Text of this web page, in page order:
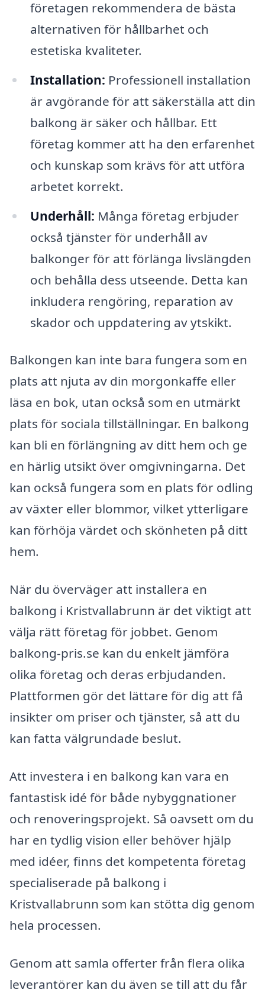
företagen rekommendera de bästa
alternativen för hållbarhet och
estetiska kvaliteter.
Installation: Professionell installation
är avgörande för att säkerställa att din
balkong är säker och hållbar. Ett
företag kommer att ha den erfarenhet
och kunskap som krävs för att utföra
arbetet korrekt.
Underhåll: Många företag erbjuder
också tjänster för underhåll av
balkonger för att förlänga livslängden
och behålla dess utseende. Detta kan
inkludera rengöring, reparation av
skador och uppdatering av ytskikt.
Balkongen kan inte bara fungera som en
plats att njuta av din morgonkaffe eller
läsa en bok, utan också som en utmärkt
plats för sociala tillställningar. En balkong
kan bli en förlängning av ditt hem och ge
en härlig utsikt över omgivningarna. Det
kan också fungera som en plats för odling
av växter eller blommor, vilket ytterligare
kan förhöja värdet och skönheten på ditt
hem.
När du överväger att installera en
balkong i Kristvallabrunn är det viktigt att
välja rätt företag för jobbet. Genom
balkong-pris.se kan du enkelt jämföra
olika företag och deras erbjudanden.
Plattformen gör det lättare för dig att få
insikter om priser och tjänster, så att du
kan fatta välgrundade beslut.
Att investera i en balkong kan vara en
fantastisk idé för både nybyggnationer
och renoveringsprojekt. Så oavsett om du
har en tydlig vision eller behöver hjälp
med idéer, finns det kompetenta företag
specialiserade på balkong i
Kristvallabrunn som kan stötta dig genom
hela processen.
Genom att samla offerter från flera olika
leverantörer kan du även se till att du får